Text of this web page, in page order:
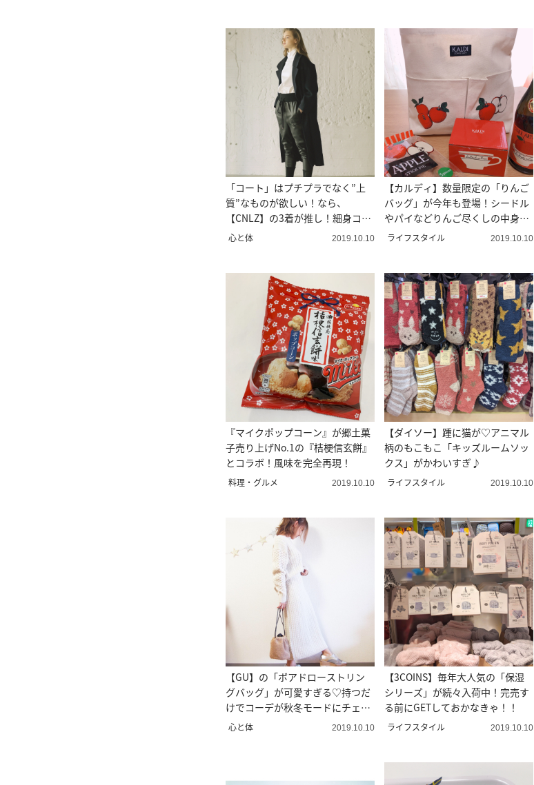
「コート」はプチプラでなく”上
質”なものが欲しい！なら、
【CNLZ】の3着が推し！細身コー
トが素敵！
心と体 2019.10.10
【カルディ】数量限定の「りんご
バッグ」が今年も登場！シードル
やパイなどりんご尽くしの中身も
魅力的♡
ライフスタイル 2019.10.10
『マイクポップコーン』が郷土菓
子売り上げNo.1の『桔梗信玄餅』
とコラボ！風味を完全再現！
料理・グルメ 2019.10.10
【ダイソー】踵に猫が♡アニマル
柄のもこもこ「キッズルームソッ
クス」がかわいすぎ♪
ライフスタイル 2019.10.10
【GU】の「ボアドローストリン
グバッグ」が可愛すぎる♡持つだ
けでコーデが秋冬モードにチェン
ジ！
心と体 2019.10.10
【3COINS】毎年大人気の「保湿
シリーズ」が続々入荷中！完売す
る前にGETしておかなきゃ！！
ライフスタイル 2019.10.10